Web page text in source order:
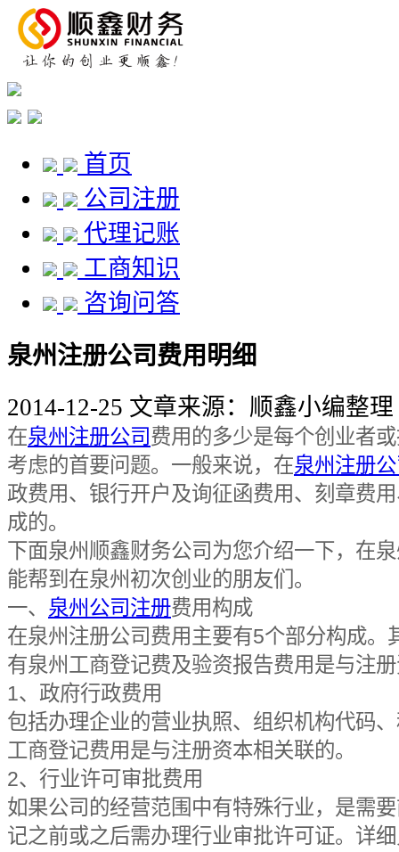
首页
公司注册
代理记账
工商知识
咨询问答
泉州注册公司费用明细
2014-12-25 文章来源：顺鑫小编整理
在泉州注册公司 费用的多少是每个创业者
考虑的首要问题。一般来说，在泉州注册
政费用、银行开户及询征函费用、刻章费
成的。
下面泉州顺鑫财务公司为您介绍一下，在
能帮到在泉州初次创业的朋友们。
一、 泉州公司注册费用构成
在泉州注册公司费用主要有5个部分构成。
有泉州工商登记费及验资报告费用是与注
1、政府行政费用
包括办理企业的营业执照、组织机构代码
工商登记费用是与注册资本相关联的。
2、行业许可审批费用
如果公司的经营范围中有特殊行业，是需
记之前或之后需办理行业审批许可证。详